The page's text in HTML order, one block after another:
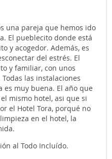
una pareja que hemos ido
El pueblecito donde está
y acogedor. Además, es
del estrés. El
y familiar, con unos
las instalaciones
es muy buena. El año que
mismo hotel, asi que si
el Hotel Tora, porqué no
en el hotel, la
al Todo Incluído.